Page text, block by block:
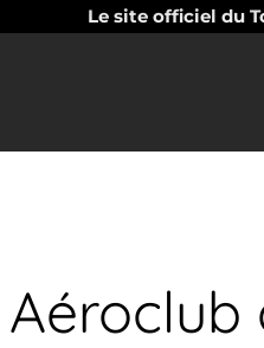
Le site officiel du
Aéroclub